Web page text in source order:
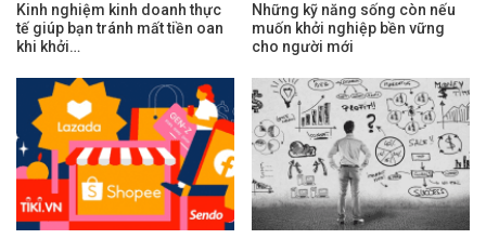
Kinh nghiệm kinh doanh thực
tế giúp bạn tránh mất tiền oan
khi khởi…
Những kỹ năng sống còn nếu
muốn khởi nghiệp bền vững
cho người mới